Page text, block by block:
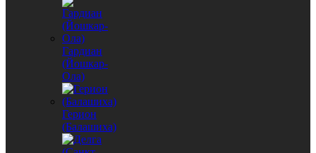
Гардиан
(Йошкар-
Ола)
Герион
(Балашиха)